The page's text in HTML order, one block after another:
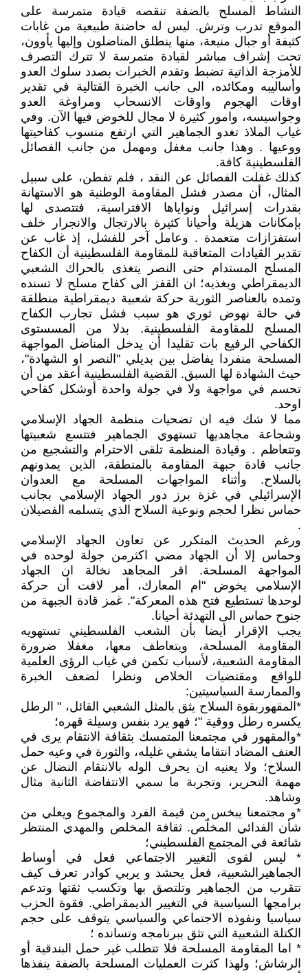
النشاط المسلح بالضفة تنقصه قيادة متمرسة على
الموقع تدرب وترش. ليس له حاضنة طبيعية من غابات
كثيفة أو جبال منيعة، منها ينطلق المناضلون وإليها يأوون،
تحت إشراف مباشر لقيادة متمرسة لا تترك التصرف
للأمزجة الذاتية تضبط وتقدم الخبرات بصدد سلوك العدو
وأساليبه ومكائده، الى جانب الخبرة القتالية في تقدير
اوقات الهجوم واوقات الانسحاب ومراوغة العدو
وجواسيسه، وامور كثيرة لا مجال للخوض فيها الآن. وفي
غياب الملاذ تغدو الجماهير التي ارتفع منسوب كفاحيتها
ووعيها . وهذا جانب مغفل ومهمل من جانب الفصائل
الفلسطينية كافة.
كذلك غفلت الفصائل عن النقد ، فلم تفطن، على سبيل
المثال، أن مصدر فشل المقاومة الوطنية هو الاستهانة
بقدرات إسرائيل ونواياها الافتراسية، فتتصدى لها
بإمكانات هزيلة وأحيانا كثيرة بالارتجال والانجرار خلف
استفزازات متعمدة . وعامل آخر للفشل، إذ غاب عن
تقدير القيادات المتعاقبة للمقاومة الفلسطينية أن الكفاح
المسلح المستدام حتى النصر يتغذى بالحراك الشعبي
الديمقراطي ويغذيه؛ ان القفز الى كفاح مسلح لا تسنده
وتمده بالعناصر الثورية حركة شعبية ديمقراطية منطلقة
في حالة نهوض ثوري هو سبب فشل تجارب الكفاح
المسلح للمقاومة الفلسطينية. بدلا من المسستوى
الكفاحي الرفيع بات تقليدا أن يدخل المناضل المواجهة
المسلحة منفردا يفاضل بين بديلي "النصر او الشهادة"،
حيث الشهادة لها السبق. القضية الفلسطينية أعقد من أن
تحسم في مواجهة ولا في جولة واحدة أوشكل كفاحي
اوحد.
مما لا شك فيه ان تضحيات منظمة الجهاد الإسلامي
وشجاعة مجاهديها تستهوي الجماهير فتتسع شعبيتها
وتتعاظم . وقيادة المنظمة تلقى الاحترام والتشجيع من
جانب قادة جبهة المقاومة بالمنطقة، الذين يمدونهم
بالسلاح. وأثناء المواجهات المسلحة مع العدوان
الإسرائيلي في غزة برز دور الجهاد الإسلامي بجانب
حماس نظرا لحجم ونوعية السلاح الذي يتسلمه الفصيلان
.
ورغم الحديث المتكرر عن تعاون الجهاد الإسلامي
وحماس إلا أن الجهاد مضي اكثرمن جولة لوحده في
المواجهة المسلحة. اقر المجاهد نخالة ان الجهاد
الإسلامي يخوض "ام المعارك، أمر لافت أن حركة
لوحدها تستطيع فتح هذه المعركة". غمز قادة الجبهة من
جنوح حماس الى التهدئة أحيانا.
يجب الإقرار أيضا بأن الشعب الفلسطيني تستهويه
المقاومة المسلحة، ويتعاطف معها، مغفلا ضرورة
المقاومة الشعبية، لأسباب تكمن في غياب الرؤى العلمية
للواقع ومقتضيات الخلاص ونظرا لضعف الخبرة
والممارسة السياسيتين:
*المقهوربقوة السلاح يثق بالمثل الشعبي القائل، " الرطل
يكسره رطل ووقية "؛ فهو يرد بنفس وسيلة قهره؛
*والمقهور في مجتمعنا المتمسك بثقافة الانتقام يرى في
العنف المضاد انتقاما يشفي غليله، والثورة في وعيه حمل
السلاح؛ ولا يعنيه ان يحرف الوله بالانتقام النضال عن
مهمة التحرير، وتجربة ما سمي الانتفاضة الثانية مثال
وشاهد.
*و مجتمعنا يبخس من قيمة الفرد والمجموع ويعلي من
شأن الفدائي المخلّص. ثقافة المخلص والمهدي المنتظر
شائعة في المجتمع الفلسطيني؛
* ليس لقوى التغيير الاجتماعي فعل في أوساط
الجماهيرالشعبية، فعل يحشد و يربي كوادر تعرف كيف
تتقرب من الجماهير وتلتصق بها وتكسب ثقتها وتدعم
برامجها السياسية في التغيير الديمقراطي. فقوة الحزب
سياسيا ونفوذه الاجتماعي والسياسي يتوقف على حجم
الكتلة الشعبية التي تثق ببرنامجه وتسانده ؛
* اما المقاومة المسلحة فلا تتطلب غير حمل البندقية أو
الرشاش؛ ولهذا كثرت العمليات المسلحة بالضفة ينفذها